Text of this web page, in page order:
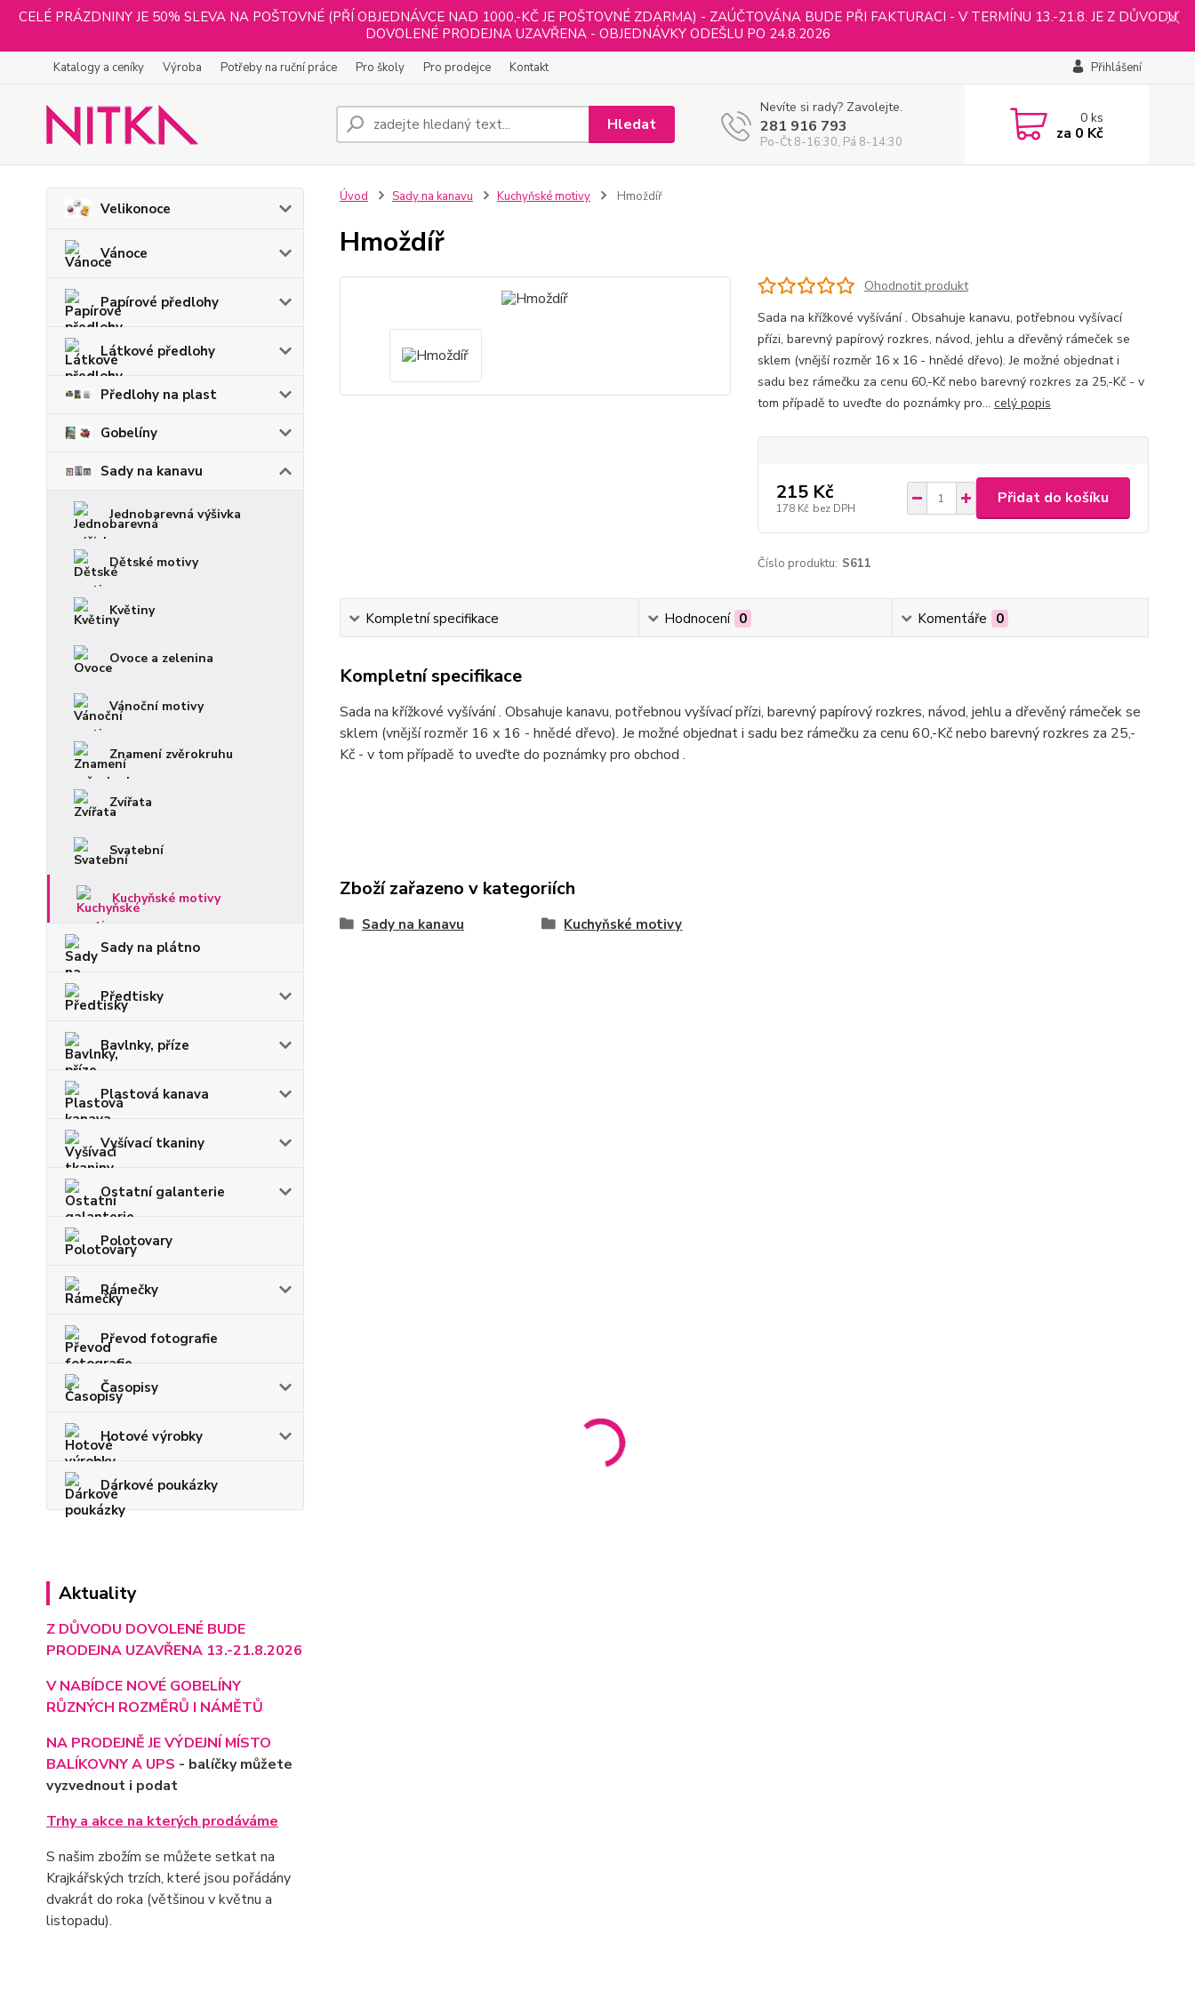
CELÉ PRÁZDNINY JE 50% SLEVA NA POŠTOVNÉ (PŘÍ OBJEDNÁVCE NAD 1000,-KČ JE POŠTOVNÉ ZDARMA) - ZAÚČTOVÁNA BUDE PŘI FAKTURACI - V TERMÍNU 13.-21.8. JE Z DŮVODU
DOVOLENÉ PRODEJNA UZAVŘENA - OBJEDNÁVKY ODEŠLU PO 24.8.2026
Katalogy a ceníky Výroba Potřeby na ruční práce Pro školy Pro prodejce Kontakt Přihlášení
Hledat
Nevíte si rady? Zavolejte.
281 916 793
Po-Čt 8-16:30, Pá 8-14:30
0ks
za 0 Kč
Velikonoce
Vánoce
Papírové předlohy
Látkové předlohy
Předlohy na plast
Gobelíny
Sady na kanavu
Jednobarevná výšivka
Dětské motivy
Květiny
Ovoce a zelenina
Vánoční motivy
Znamení zvěrokruhu
Zvířata
Svatební
Kuchyňské motivy
Sady na plátno
Předtisky
Bavlnky, příze
Plastová kanava
Vyšívací tkaniny
Ostatní galanterie
Polotovary
Rámečky
Převod fotografie
Časopisy
Hotové výrobky
Dárkové poukázky
Aktuality
Z DŮVODU DOVOLENÉ BUDE
PRODEJNA UZAVŘENA 13.-21.8.2026
V NABÍDCE NOVÉ GOBELÍNY
RŮZNÝCH ROZMĚRŮ I NÁMĚTŮ
NA PRODEJNĚ JE VÝDEJNÍ MÍSTO
BALÍKOVNY A UPS - balíčky můžete
vyzvednout i podat
Trhy a akce na kterých prodáváme
S našim zbožím se můžete setkat na
Krajkářských trzích, které jsou pořádány
dvakrát do roka (většinou v květnu a
listopadu).
Úvod Sady na kanavu Kuchyňské motivy Hmoždíř
Hmoždíř
Ohodnotit produkt
Sada na křížkové vyšívání . Obsahuje kanavu, potřebnou vyšívací
přízi, barevný papírový rozkres, návod, jehlu a dřevěný rámeček se
sklem (vnější rozměr 16 x 16 - hnědé dřevo). Je možné objednat i
sadu bez rámečku za cenu 60,-Kč nebo barevný rozkres za 25,-Kč - v
tom případě to uveďte do poznámky pro... celý popis
215 Kč
178 Kč bez DPH
Přidat do košíku
Číslo produktu: S611
Kompletní specifikace Hodnocení 0 Komentáře 0
Kompletní specifikace
Sada na křížkové vyšívání . Obsahuje kanavu, potřebnou vyšívací přízi, barevný papírový rozkres, návod, jehlu a dřevěný rámeček se
sklem (vnější rozměr 16 x 16 - hnědé dřevo). Je možné objednat i sadu bez rámečku za cenu 60,-Kč nebo barevný rozkres za 25,-
Kč - v tom případě to uveďte do poznámky pro obchod .
Zboží zařazeno v kategoriích
Sady na kanavu Kuchyňské motivy